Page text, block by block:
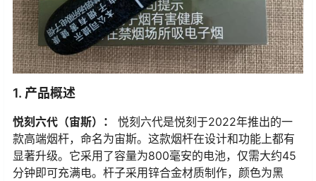
1. 产品概述
悦刻六代（宙斯）：
悦刻六代是悦刻于2022年推出的一
款高端烟杆，命名为宙斯。这款烟杆在设计和功能上都有
显著升级。它采用了容量为800毫安的电池，仅需大约45
分钟即可充满电。杆子采用锌合金材质制作，颜色为黑